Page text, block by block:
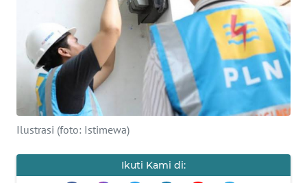
Ilustrasi (foto: Istimewa)
Ikuti Kami di:
BERITA
KONTAK
KAMI
INFO
IKLAN